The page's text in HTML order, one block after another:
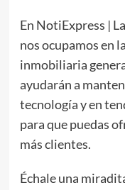
En NotiExpress |
nos ocupamos en
inmobiliaria
ayudarán a
tecnología y en
para que puedas
más clientes.
Échale una